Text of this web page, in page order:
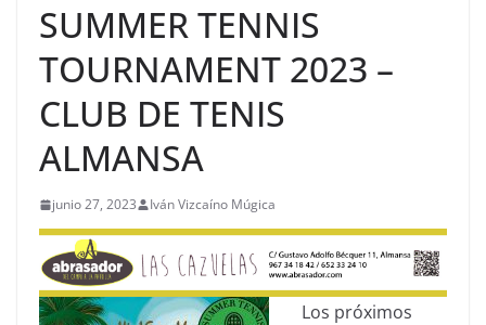
SUMMER TENNIS
TOURNAMENT 2023 –
CLUB DE TENIS
ALMANSA
junio 27, 2023 Iván Vizcaíno Múgica
Los próximos